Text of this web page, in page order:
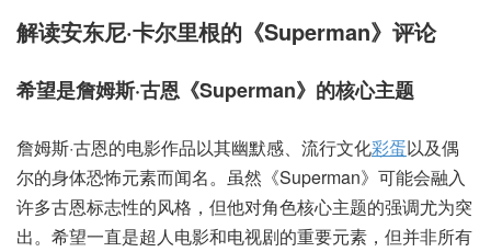
解读安东尼·卡尔里根的《Superman》评论
希望是詹姆斯·古恩《Superman》的核心主题
詹姆斯·古恩的电影作品以其幽默感、流行文化彩蛋以及偶
尔的身体恐怖元素而闻名。虽然《Superman》可能会融入
许多古恩标志性的风格，但他对角色核心主题的强调尤为突
出。希望一直是超人电影和电视剧的重要元素，但并非所有